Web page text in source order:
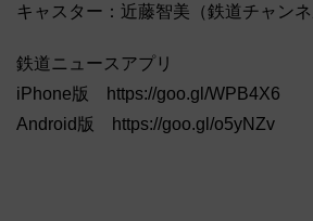
キャスター：近藤智美（鉄道チャンネ
鉄道ニュースアプリ
iPhone版 https://goo.gl/WPB4X6
Android版 https://goo.gl/o5yNZv